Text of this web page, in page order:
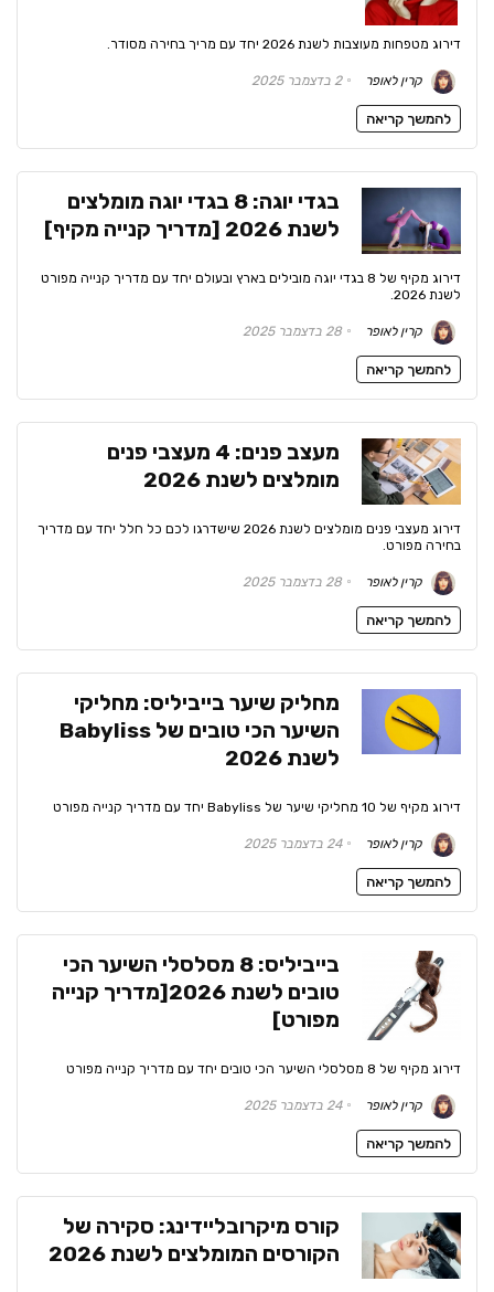
דירוג מטפחות מעוצבות לשנת 2026 יחד עם מריך בחירה מסודר.
קרין לאופר 2 בדצמבר 2025
להמשך קריאה
בגדי יוגה: 8 בגדי יוגה מומלצים
לשנת 2026 [מדריך קנייה מקיף]
דירוג מקיף של 8 בגדי יוגה מובילים בארץ ובעולם יחד עם מדריך קנייה מפורט
לשנת 2026.
קרין לאופר 28 בדצמבר 2025
להמשך קריאה
מעצב פנים: 4 מעצבי פנים
מומלצים לשנת 2026
דירוג מעצבי פנים מומלצים לשנת 2026 שישדרגו לכם כל חלל יחד עם מדריך
בחירה מפורט.
קרין לאופר 28 בדצמבר 2025
להמשך קריאה
מחליק שיער בייביליס: מחליקי
השיער הכי טובים של Babyliss
לשנת 2026
דירוג מקיף של 10 מחליקי שיער של Babyliss יחד עם מדריך קנייה מפורט
קרין לאופר 24 בדצמבר 2025
להמשך קריאה
בייביליס: 8 מסלסלי השיער הכי
טובים לשנת 2026[מדריך קנייה
מפורט]
דירוג מקיף של 8 מסלסלי השיער הכי טובים יחד עם מדריך קנייה מפורט
קרין לאופר 24 בדצמבר 2025
להמשך קריאה
קורס מיקרובליידינג: סקירה של
הקורסים המומלצים לשנת 2026